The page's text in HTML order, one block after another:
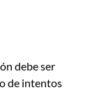
debe ser
de intentos